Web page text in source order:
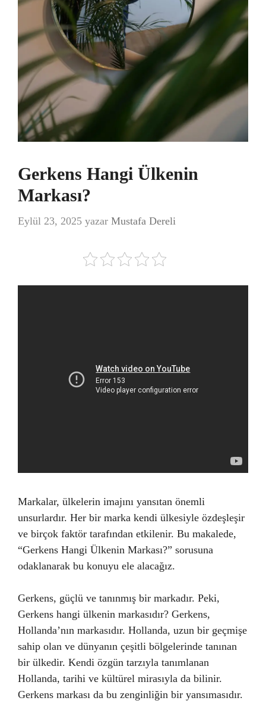
Gerkens Hangi Ülkenin
Markası?
Eylül 23, 2025 yazar Mustafa Dereli
Markalar, ülkelerin imajını yansıtan önemli
unsurlardır. Her bir marka kendi ülkesiyle özdeşleşir
ve birçok faktör tarafından etkilenir. Bu makalede,
“Gerkens Hangi Ülkenin Markası?” sorusuna
odaklanarak bu konuyu ele alacağız.
Gerkens, güçlü ve tanınmış bir markadır. Peki,
Gerkens hangi ülkenin markasıdır? Gerkens,
Hollanda’nın markasıdır. Hollanda, uzun bir geçmişe
sahip olan ve dünyanın çeşitli bölgelerinde tanınan
bir ülkedir. Kendi özgün tarzıyla tanımlanan
Hollanda, tarihi ve kültürel mirasıyla da bilinir.
Gerkens markası da bu zenginliğin bir yansımasıdır.